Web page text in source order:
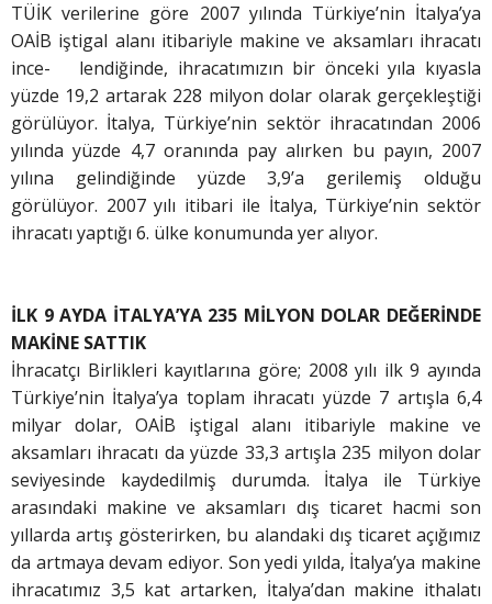
TÜİK verilerine göre 2007 yılında Türkiye’nin İtalya’ya
OAİB iştigal alanı itibariyle makine ve aksamları ihracatı
ince- lendiğinde, ihracatımızın bir önceki yıla kıyasla
yüzde 19,2 artarak 228 milyon dolar olarak gerçekleştiği
görülüyor. İtalya, Türkiye’nin sektör ihracatından 2006
yılında yüzde 4,7 oranında pay alırken bu payın, 2007
yılına gelindiğinde yüzde 3,9’a gerilemiş olduğu
görülüyor. 2007 yılı itibari ile İtalya, Türkiye’nin sektör
ihracatı yaptığı 6. ülke konumunda yer alıyor.
İLK 9 AYDA İTALYA’YA 235 MİLYON DOLAR DEĞERİNDE
MAKİNE SATTIK
İhracatçı Birlikleri kayıtlarına göre; 2008 yılı ilk 9 ayında
Türkiye’nin İtalya’ya toplam ihracatı yüzde 7 artışla 6,4
milyar dolar, OAİB iştigal alanı itibariyle makine ve
aksamları ihracatı da yüzde 33,3 artışla 235 milyon dolar
seviyesinde kaydedilmiş durumda. İtalya ile Türkiye
arasındaki makine ve aksamları dış ticaret hacmi son
yıllarda artış gösterirken, bu alandaki dış ticaret açığımız
da artmaya devam ediyor. Son yedi yılda, İtalya’ya makine
ihracatımız 3,5 kat artarken, İtalya’dan makine ithalatı